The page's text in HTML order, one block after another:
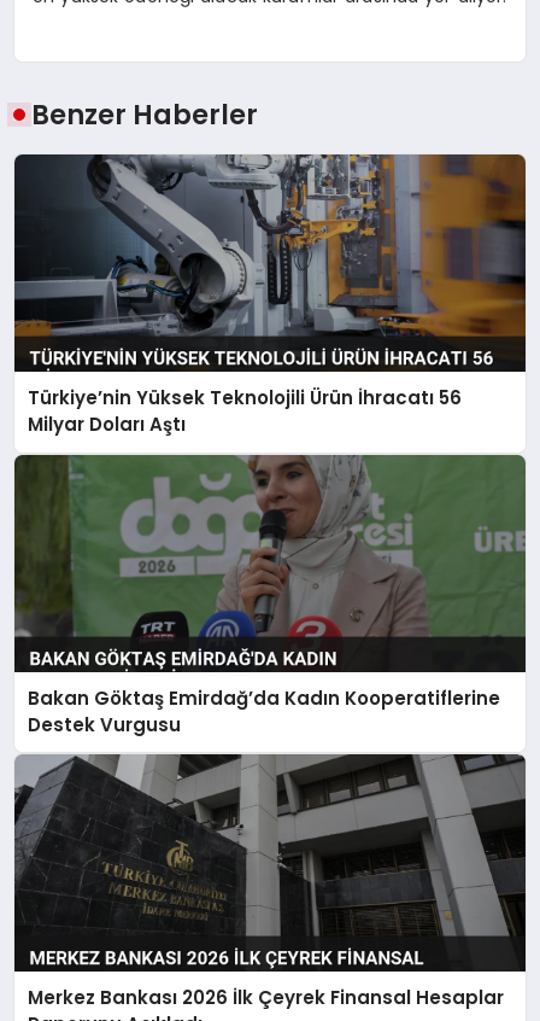
Benzer Haberler
Türkiye’nin Yüksek Teknolojili Ürün İhracatı 56
Milyar Doları Aştı
Bakan Göktaş Emirdağ’da Kadın Kooperatiflerine
Destek Vurgusu
Merkez Bankası 2026 İlk Çeyrek Finansal Hesaplar